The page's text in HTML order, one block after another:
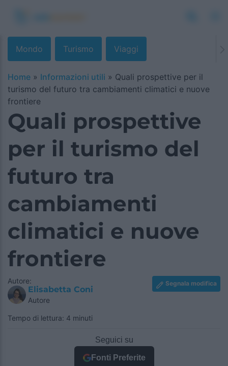
Mondo Turismo Viaggi
Home » Informazioni utili » Quali prospettive per il
turismo del futuro tra cambiamenti climatici e nuove
frontiere
Quali prospettive
per il turismo del
futuro tra
cambiamenti
climatici e nuove
frontiere
Autore:
Elisabetta Coni
Autore
Segnala modifica
Tempo di lettura: 4 minuti
Seguici su
Fonti Preferite